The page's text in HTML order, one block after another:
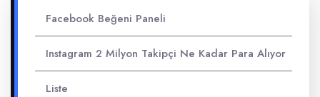
Facebook Beğeni Paneli
Instagram 2 Milyon Takipçi Ne Kadar Para Alıyor
Liste